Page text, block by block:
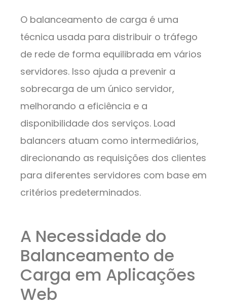
O balanceamento de carga é uma
técnica usada para distribuir o tráfego
de rede de forma equilibrada em vários
servidores. Isso ajuda a prevenir a
sobrecarga de um único servidor,
melhorando a eficiência e a
disponibilidade dos serviços. Load
balancers atuam como intermediários,
direcionando as requisições dos clientes
para diferentes servidores com base em
critérios predeterminados.
A Necessidade do
Balanceamento de
Carga em Aplicações
Web